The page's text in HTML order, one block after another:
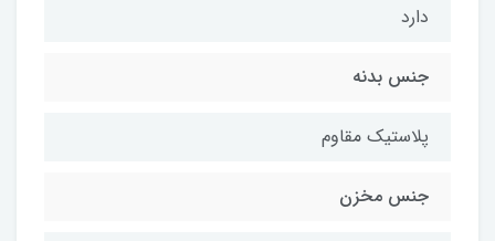
دارد
جنس بدنه
پلاستیک مقاوم
جنس مخزن